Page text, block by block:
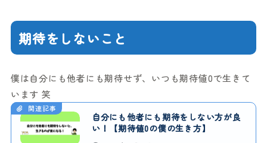
期待をしないこと
僕は自分にも他者にも期待せず、いつも期待値0で生きて
います 笑
関連記事
自分にも他者にも期待をしない方が良
い！【期待値0の僕の生き方】